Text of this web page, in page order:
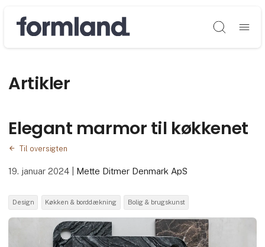
Søg
Artikler
Elegant marmor til køkkenet
Til oversigten
19. januar 2024 Mette Ditmer Denmark ApS
Design Køkken & borddækning Bolig & brugskunst